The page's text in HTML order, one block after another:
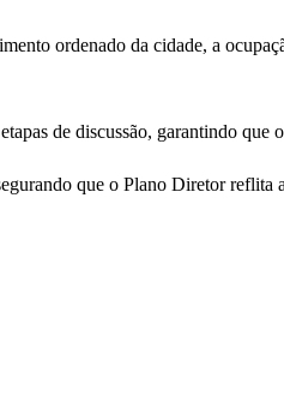
ordenado da cidade, a
de discussão, garantindo
que o Plano Diretor